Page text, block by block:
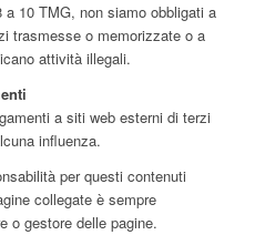
10 TMG, non siamo obbligati a
trasmesse o memorizzate o a
attività illegali.
a siti web esterni di terzi
influenza.
per questi contenuti
collegate è sempre
o gestore delle pagine.